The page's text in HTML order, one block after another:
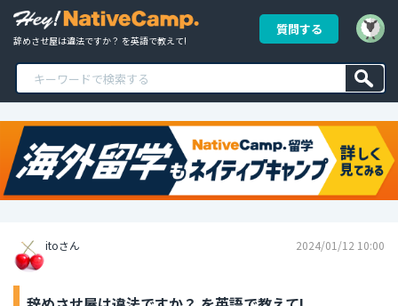
辞めさせ屋は違法ですか？ を英語で教えて!
質問する
itoさん 2024/01/12 10:00